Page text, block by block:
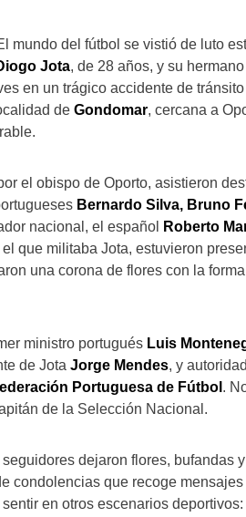
mundo del fútbol se vistió de luto
Jota, de 28 años, y su
en un trágico accidente de
de Gondomar, cercana a
el obispo de Oporto, asistieron
Bernardo Silva, Bruno
nacional, el español
Roberto
el que militaba Jota, estuvieron
una corona de flores con la
ministro portugués Luis
de Jota Jorge Mendes, y
Portuguesa de Fútbol .
de la Selección Nacional.
seguidores dejaron flores, bufandas
condolencias que recoge
en otros escenarios